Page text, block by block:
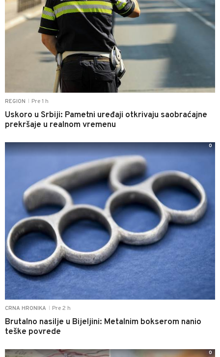
REGION Pre 1 h
Uskoro u Srbiji: Pametni uređaji otkrivaju saobraćajne
prekršaje u realnom vremenu
CRNA HRONIKA Pre 2 h
Brutalno nasilje u Bijeljini: Metalnim bokserom nanio
teške povrede
0
0